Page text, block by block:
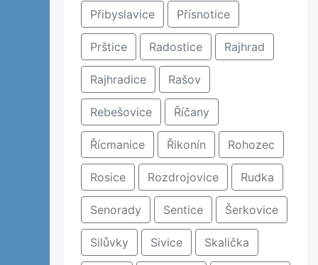
Přibyslavice Přísnotice
Prštice Radostice Rajhrad
Rajhradice Rašov
Rebešovice Říčany
Řícmanice Řikonín Rohozec
Rosice Rozdrojovice Rudka
Senorady Sentice Šerkovice
Silůvky Sivice Skalička